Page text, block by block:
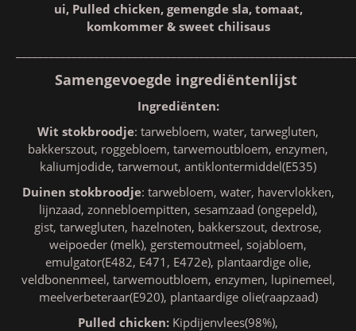
ui, Pulled chicken, gemengde sla, tomaat,
komkommer & sweet chilisaus
Samengevoegde ingrediëntenlijst
Ingrediënten:
Wit stokbroodje: tarwebloem, water, tarwegluten,
bakkerszout, roggebloem, tarwemoutbloem, enzymen,
kaliumjodide, tarwemout, antiklontermiddel(E535)
Duinen stokbroodje: tarwebloem, water, havervlokken,
lijnzaad, zonnebloempitten, sesamzaad (ongepeld),
gist, tarwegluten, hazelnoten, bakkerszout, dextrose,
weipoeder (melk), gerstemoutmeel, sojabloem,
emulgator(E482, E471, E472e), plantaardige olie,
veldbonenmeel, tarwemoutbloem, enzymen, lupinemeel,
meelverbeteraar(E920), plantaardige olie(raapzaad)
Pulled chicken: Kipdijenvlees(98%),